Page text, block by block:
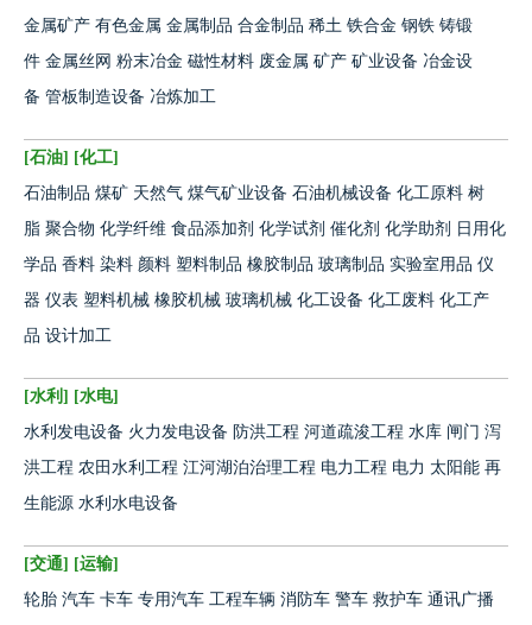
金属矿产 有色金属 金属制品 合金制品 稀土 铁合金 钢铁 铸锻
件 金属丝网 粉末冶金 磁性材料 废金属 矿产 矿业设备 冶金设
备 管板制造设备 冶炼加工
[石油] [化工]
石油制品 煤矿 天然气 煤气矿业设备 石油机械设备 化工原料 树
脂 聚合物 化学纤维 食品添加剂 化学试剂 催化剂 化学助剂
日用化
学品 香料 染料 颜料 塑料制品 橡胶制品 玻璃制品 实验室用品 仪
器 仪表 塑料机械 橡胶机械 玻璃机械 化工设备 化工废料 化工产
品 设计加工
[水利 ] [水电]
水利发电设备 火力发电设备 防洪工程 河道疏浚工程 水库 闸门 泻
洪工程 农田水利工程 江河湖泊治理工程 电力工程 电力 太阳能 再
生能源 水利水电设备
[交通] [运输]
轮胎 汽车 卡车 专用汽车 工程车辆 消防车 警车 救护车 通讯广播